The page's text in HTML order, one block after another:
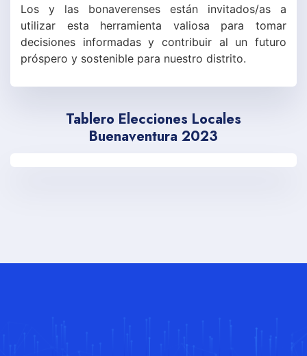
Los y las bonaverenses están invitados/as a
utilizar esta herramienta valiosa para tomar
decisiones informadas y contribuir al un futuro
próspero y sostenible para nuestro distrito.
Tablero Elecciones Locales
Buenaventura 2023